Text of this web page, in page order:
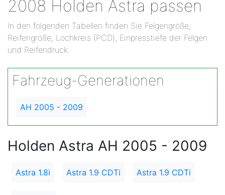
2008 Holden Astra passen
In den folgenden Tabellen finden Sie Felgengröße,
Reifengröße, Lochkreis (PCD), Einpresstiefe der Felgen
und Reifendruck.
Fahrzeug-Generationen
AH 2005 - 2009
Holden Astra AH 2005 - 2009
Astra 1.8i Astra 1.9 CDTi Astra 1.9 CDTi